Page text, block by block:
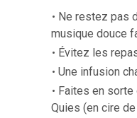
Ne restez pas
musique douce
Évitez les
Une infusion
Faites en sorte
Quies (en cire